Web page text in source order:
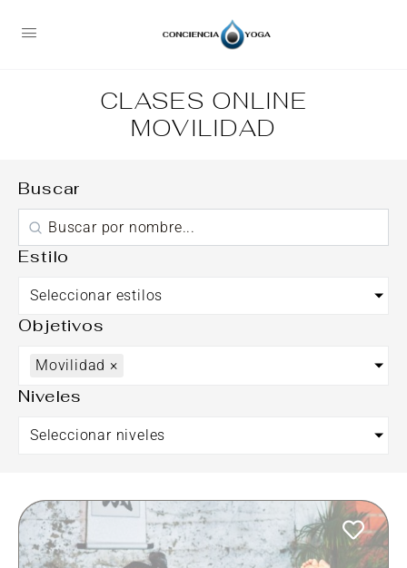
CLASES ONLINE
MOVILIDAD
Buscar
Estilo
Seleccionar estilos
Objetivos
Movilidad ×
Niveles
Seleccionar niveles